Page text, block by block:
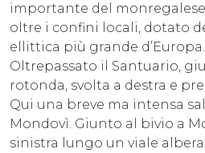
importante del
oltre i confini locali, dotato
ellittica più grande d’Europa.
Oltrepassato il Santuario,
rotonda, svolta a destra e
Qui una breve ma intensa
Mondovì. Giunto al bivio a
sinistra lungo un viale